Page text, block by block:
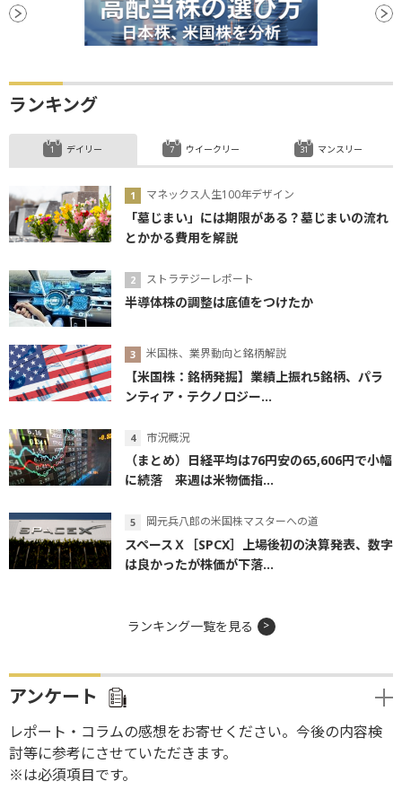
ランキング
デイリー
マネックス人生100年デザイン
「墓じまい」には期限がある？墓じまいの流れ
とかかる費用を解説
ストラテジーレポート
半導体株の調整は底値をつけたか
米国株、業界動向と銘柄解説
【米国株：銘柄発掘】業績上振れ5銘柄、パラ
ンティア・テクノロジー...
市況概況
（まとめ）日経平均は76円安の65,606円で小幅
に続落 来週は米物価指...
岡元兵八郎の米国株マスターへの道
スペースＸ［SPCX］上場後初の決算発表、数字
は良かったが株価が下落...
ウイークリー マンスリー
ランキング一覧を見る
アンケート
レポート・コラムの感想をお寄せください。今後の内容検
討等に参考にさせていただきます。
※は必須項目です。